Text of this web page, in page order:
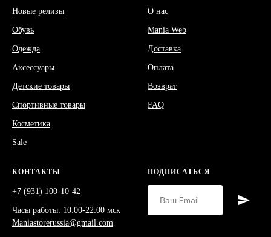
Новые релизы
Обувь
Одежда
Аксессуары
Детские товары
Спортивные товары
Косметика
Sale
О нас
Mania Web
Доставка
Оплата
Возврат
FAQ
КОНТАКТЫ
+7 (931) 100-10-42
Часы работы: 10:00-22:00 мск
Maniastorerussia@gmail.com
ПОДПИСАТЬСЯ